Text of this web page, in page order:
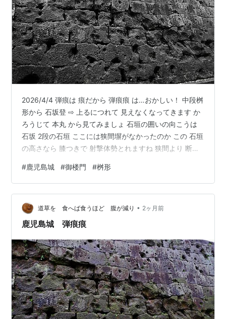
2026/4/4 弾痕は 痕だから 弾痕痕 は…おかしい！ 中段桝
形から 石坂登 ⇨ 上るにつれて 見えなくなってきます か
ろうじて 本丸 から見てみましょ 石垣の囲いの向こうは
石坂 2段の石垣 ここには狭間塀がなかったのか この 石垣
の高さなら 膝つきで 射撃体勢とれますね 狭間より 断然
手が届きそうな 至近距離で 狙える こんな 桝形 攻めたく
ない 四方 六方 入り込んだら シマッタ もうおそい ゾッと
する エリア ですね シマズ って感じかな 本丸 正面 とい
うか 門内 裏側だが… これ 雛壇 じゃなくて 座るためな
の？
#鹿児島城 #御楼門 #桝形
道草を 食へば食うほど 腹が減り • 2ヶ月前
鹿児島城 弾痕痕